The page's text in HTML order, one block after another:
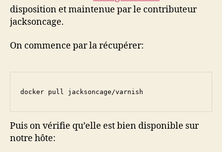
disposition et maintenue par le contributeur
jacksoncage.
On commence par la récupérer:
docker pull jacksoncage/varnish
Puis on vérifie qu’elle est bien disponible sur
notre hôte: